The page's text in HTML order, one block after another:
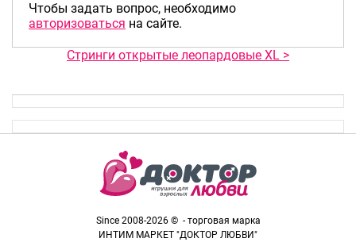
Чтобы задать вопрос, необходимо
авторизоваться на сайте.
Стринги открытые леопардовые XL >
Since 2008-2026 © - торговая марка
ИНТИМ МАРКЕТ "ДОКТОР ЛЮБВИ"